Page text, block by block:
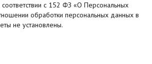
с 152 ФЗ «О Персональных
обработки персональных данных в
не установлены.